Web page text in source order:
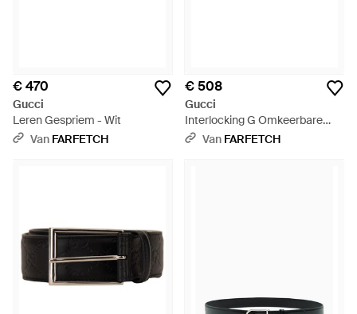
€ 470
Gucci
Leren Gespriem - Wit
Van FARFETCH
€ 508
Gucci
Interlocking G Omkeerbare
Gespriem - Wit
Van FARFETCH